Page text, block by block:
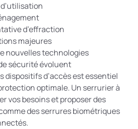
d’effraction
majeures
nouvelles technologies
sécurité évoluent
dispositifs d’accèsest essentiel
optimale. Un serrurier à
vos besoins et proposer des
des serrures biométriques